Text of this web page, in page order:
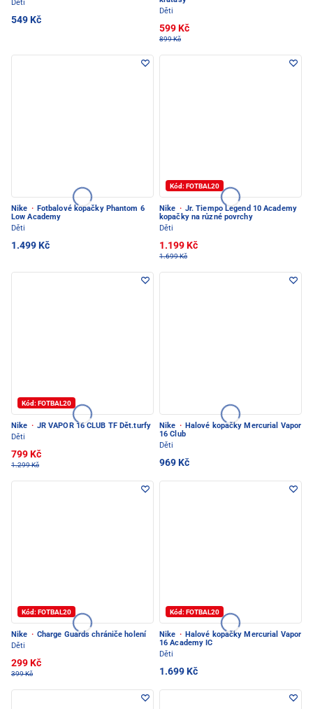
Děti
549 Kč
Děti
599 Kč
899 Kč
Nike · Fotbalové kopačky Phantom 6
Low Academy
Děti
1.499 Kč
Kód: FOTBAL20
Nike · Jr. Tiempo Legend 10 Academy
kopačky na různé povrchy
Děti
1.199 Kč
1.699 Kč
Kód: FOTBAL20
Nike · JR VAPOR 16 CLUB TF Dět.turfy
Děti
799 Kč
1.299 Kč
Nike · Halové kopačky Mercurial Vapor
16 Club
Děti
969 Kč
Kód: FOTBAL20
Nike · Charge Guards chrániče holení
Děti
299 Kč
399 Kč
Kód: FOTBAL20
Nike · Halové kopačky Mercurial Vapor
16 Academy IC
Děti
1.699 Kč